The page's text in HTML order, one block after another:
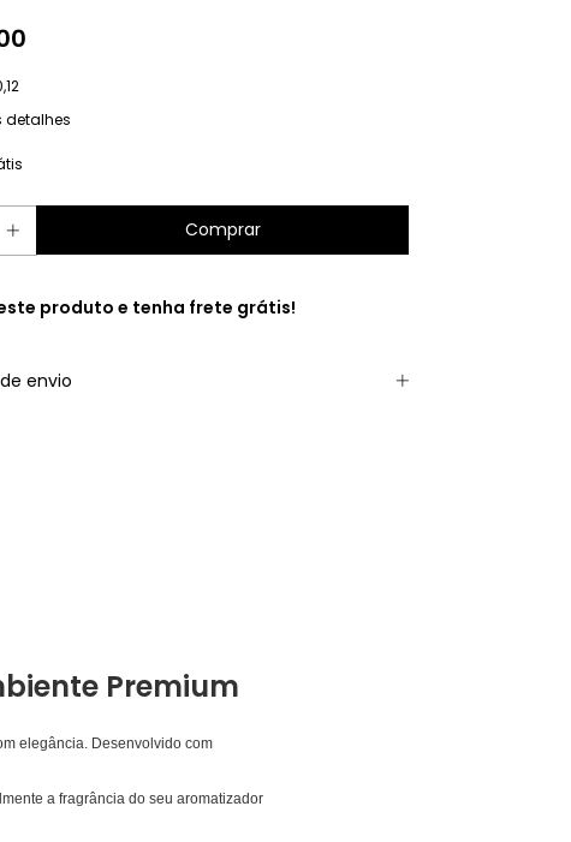
detalhes
produto e tenha frete grátis!
envio
Premium
elegância. Desenvolvido com
a fragrância do seu aromatizador